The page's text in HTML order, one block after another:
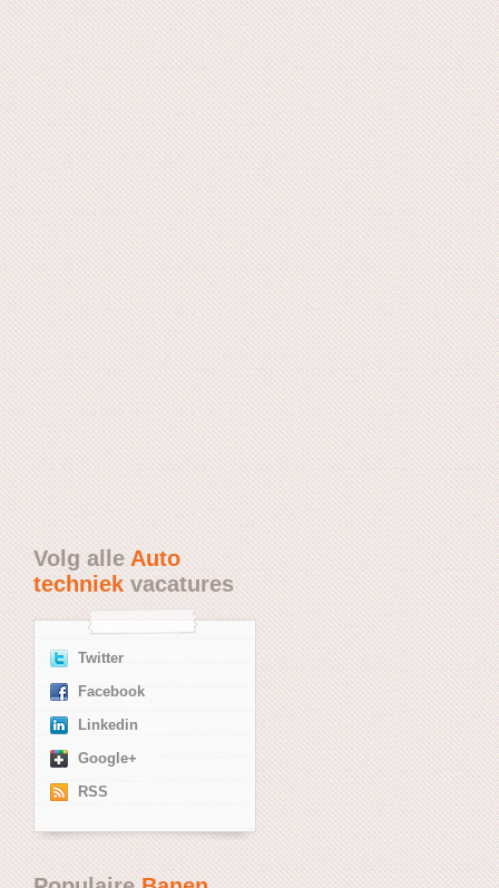
Volg alleAuto
techniekvacatures
Twitter
Facebook
Linkedin
Google+
RSS